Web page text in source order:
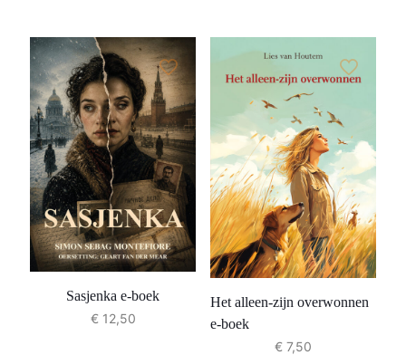
Sasjenka e-boek
€12,50
Het alleen-zijn overwonnen
e-boek
€7,50